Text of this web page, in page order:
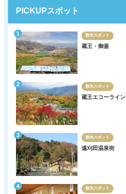
PICKUPスポット
観光スポット
蔵王・御釜
観光スポット
蔵王エコーライン
観光スポット
遠刈田温泉街
観光スポット